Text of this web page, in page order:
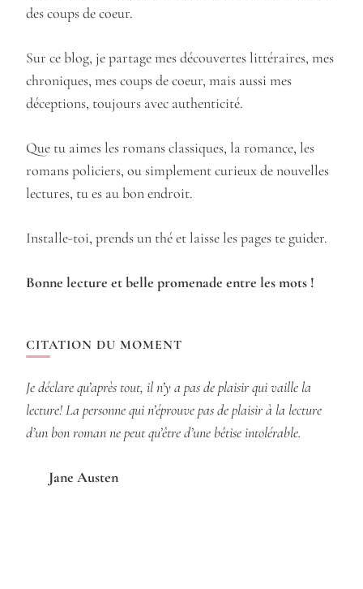
des coups de coeur.
Sur ce blog, je partage mes découvertes littéraires, mes
chroniques, mes coups de coeur, mais aussi mes
déceptions, toujours avec authenticité.
Que tu aimes les romans classiques, la romance, les
romans policiers, ou simplement curieux de nouvelles
lectures, tu es au bon endroit.
Installe-toi, prends un thé et laisse les pages te guider.
Bonne lecture et belle promenade entre les mots !
CITATION DU MOMENT
Je déclare qu’après tout, il n’y a pas de plaisir qui vaille la
lecture! La personne qui n’éprouve pas de plaisir à la lecture
d’un bon roman ne peut qu’être d’une bêtise intolérable.
Jane Austen